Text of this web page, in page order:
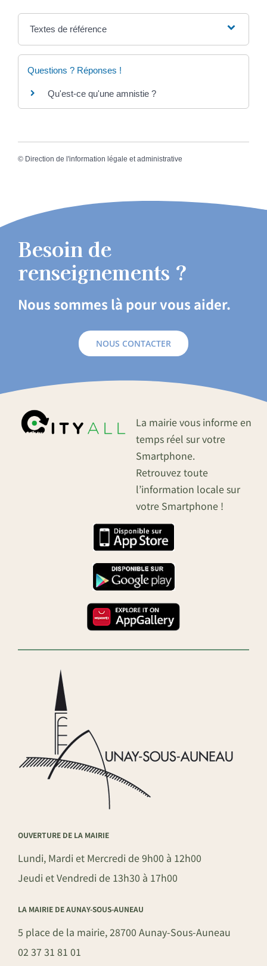
Textes de référence
Questions ? Réponses !
Qu'est-ce qu'une amnistie ?
© Direction de l'information légale et administrative
Besoin de
renseignements ?
Nous sommes là pour vous aider.
NOUS CONTACTER
La mairie vous informe en
temps réel sur votre
Smartphone.
Retrouvez toute
l’information locale sur
votre Smartphone !
OUVERTURE DE LA MAIRIE
Lundi, Mardi et Mercredi de 9h00 à 12h00
Jeudi et Vendredi de 13h30 à 17h00
LA MAIRIE DE AUNAY-SOUS-AUNEAU
5 place de la mairie, 28700 Aunay-Sous-Auneau
02 37 31 81 01